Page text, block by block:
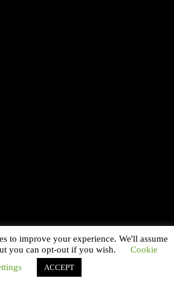
to improve your experience. We'll assume
you can opt-out if you wish.
Cookie
ACCEPT